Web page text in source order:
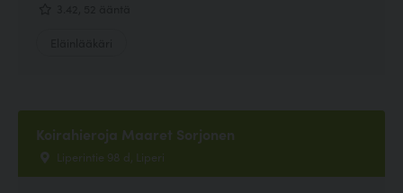
Koirahieroja Maaret Sorjonen
Liperintie 98 d, Liperi